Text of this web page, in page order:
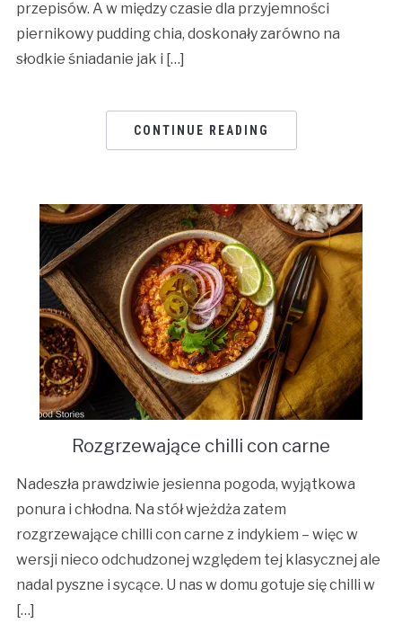
przepisów. A w między czasie dla przyjemności
piernikowy pudding chia, doskonały zarówno na
słodkie śniadanie jak i […]
CONTINUE READING
Rozgrzewające chilli con carne
Nadeszła prawdziwie jesienna pogoda, wyjątkowa
ponura i chłodna. Na stół wjeżdża zatem
rozgrzewające chilli con carne z indykiem – więc w
wersji nieco odchudzonej względem tej klasycznej ale
nadal pyszne i sycące. U nas w domu gotuje się chilli w
[…]